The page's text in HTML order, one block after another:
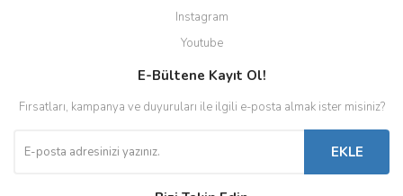
Instagram
Youtube
E-Bültene Kayıt Ol!
Fırsatları, kampanya ve duyuruları ile ilgili e-posta almak ister misiniz?
EKLE